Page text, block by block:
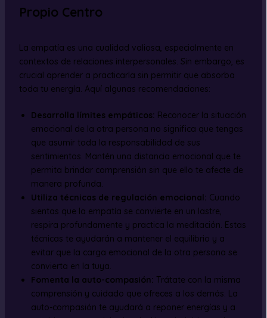
Propio Centro
La empatía es una cualidad valiosa, especialmente en
contextos de relaciones interpersonales. Sin embargo, es
crucial aprender a practicarla sin permitir que absorba
toda tu energía. Aquí algunas recomendaciones:
Desarrolla límites empáticos: Reconocer la situación
emocional de la otra persona no significa que tengas
que asumir toda la responsabilidad de sus
sentimientos. Mantén una distancia emocional que te
permita brindar comprensión sin que ello te afecte de
manera profunda.
Utiliza técnicas de regulación emocional: Cuando
sientas que la empatía se convierte en un lastre,
respira profundamente y practica la meditación. Estas
técnicas te ayudarán a mantener el equilibrio y a
evitar que la carga emocional de la otra persona se
convierta en la tuya.
Fomenta la auto-compasión: Trátate con la misma
comprensión y cuidado que ofreces a los demás. La
auto-compasión te ayudará a reponer energías y a